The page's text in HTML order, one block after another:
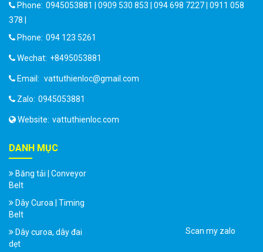
Phone: 0945053881 | 0909 530 853 | 094 698 7227 | 0911 058
378 |
Phone: 094 123 5261
Wechat: +8495053881
Email: vattuthienloc@gmail.com
Zalo: 0945053881
Website: vattuthienloc.com
DANH MỤC
Băng tải | Conveyor
Belt
Dây Curoa | Timing
Belt
Dây curoa, dây đai
dẹt
Scan my zalo